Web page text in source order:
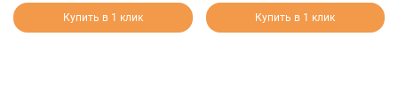
Купить в 1 клик Купить в 1 клик